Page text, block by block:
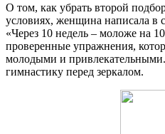
О том, как убрать второй
условиях, женщина написала в
«Через 10 недель – моложе на
проверенные упражнения,
молодыми и
гимнастику перед зеркалом.